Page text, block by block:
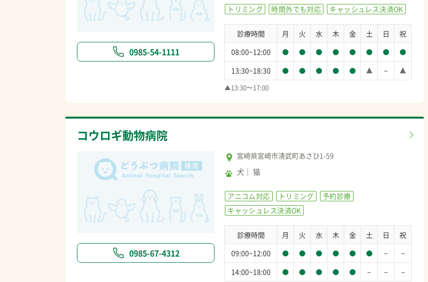
0985-54-1111
トリミング
時間外でも対応 キャッシュレス決済OK
診療時間 月 火 水 木 金 土 日
祝
08:00~12:00
13:30~18:30
－
▲13:30〜17:00
コウロギ動物病院
0985-67-4312
宮崎県宮崎市清武町あさひ1-59
犬 猫
アニコム対応 トリミング
予約診療
キャッシュレス決済OK
診療時間 月 火 水 木 金 土 日
祝
09:00~12:00
－ －
14:00~18:00 － － －